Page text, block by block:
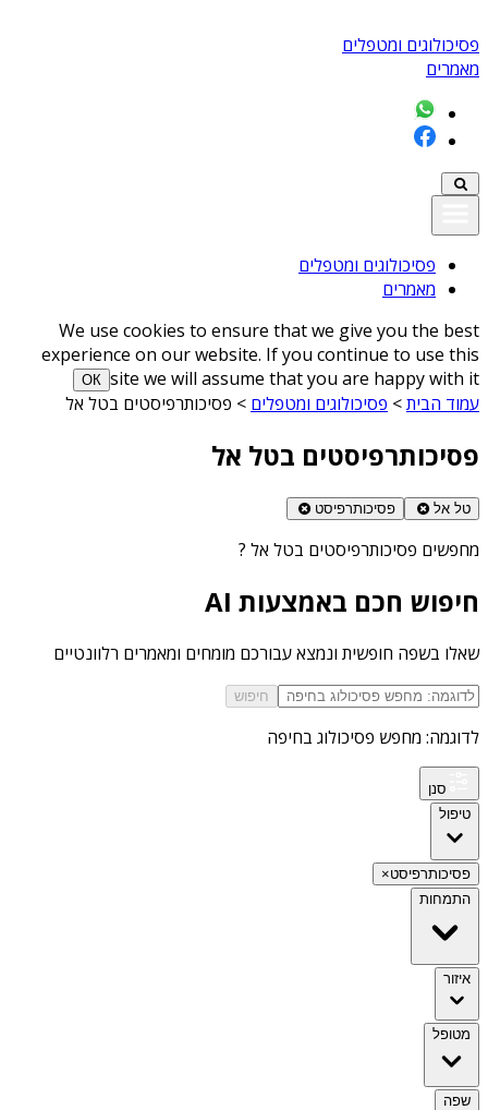
פסיכולוגים ומטפלים
מאמרים
פסיכולוגים ומטפלים
מאמרים
We use cookies to ensure that we give you the best
experience on our website. If you continue to use this
site we will assume that you are happy with it
ОК
עמוד הבית> פסיכולוגים ומטפלים > פסיכותרפיסטים בטל אל
פסיכותרפיסטים בטל אל
טל אל פסיכותרפיסט
מחפשים פסיכותרפיסטים בטל אל ?
חיפוש חכם באמצעות AI
שאלו בשפה חופשית ונמצא עבורכם מומחים ומאמרים רלוונטיים
חיפוש
לדוגמה: מחפש פסיכולוג בחיפה
סנן
טיפול
פסיכותרפיסט×
התמחות
איזור
מטופל
שפה